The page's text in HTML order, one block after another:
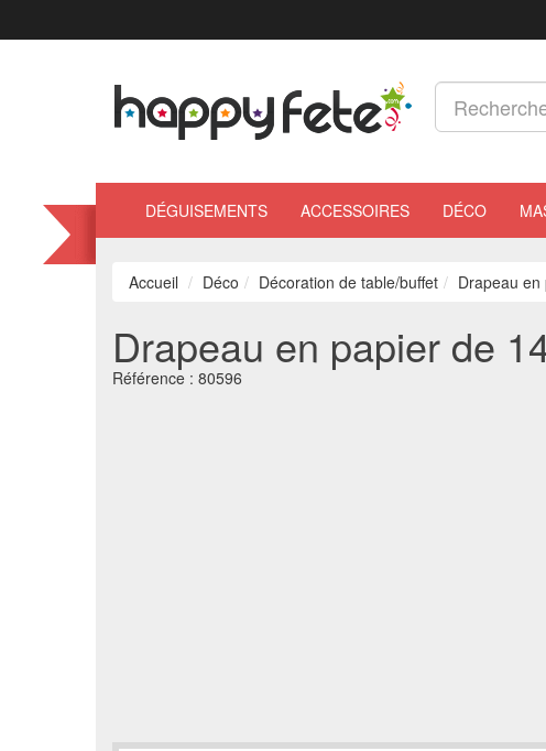
DÉGUISEMENTS ACCESSOIRES DÉCO
Accueil Déco Décoration de table/buffet Drapeau
Drapeau en papier de
Référence : 80596